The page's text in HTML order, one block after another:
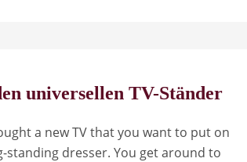
universellen TV-Ständer
a new TV that you want to put on
stan­ding dres­ser. You get aro­und to